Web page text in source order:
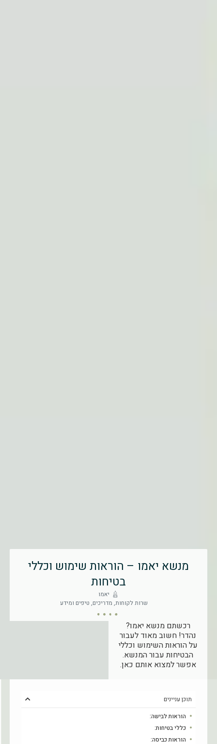
מנשא יאמו – הוראות שימוש וכללי
בטיחות
יאמו
שרות לקוחות, מדריכים, טיפים ומידע
רכשתם מנשא יאמו?
נהדר! חשוב מאוד לעבור
על הוראות השימוש וכללי
הבטיחות עבור המנשא.
אפשר למצוא אותם כאן.
תוכן עניינים
הוראות לבישה:
כללי בטיחות:
הוראות כביסה: